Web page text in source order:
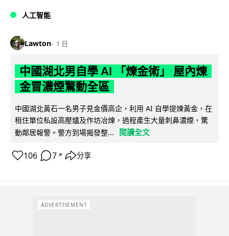
人工智能
Lawton 1 日
中國湖北男自學 AI 「煉金術」 屋內煉
金冒濃煙驚動全區
中國湖北黃石一名男子見金價高企，利用 AI 自學提煉黃金，在
租住單位私設高壓爐及作坊冶煉，過程產生大量刺鼻濃煙，驚
動鄰居報警。警方到場揭發整...
閱讀全文
106 7 ↗ 分享
ADVERTISEMENT